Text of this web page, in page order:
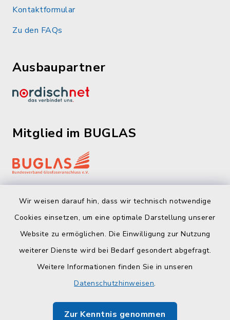
Wir weisen darauf hin, dass wir technisch notwendige
Cookies einsetzen, um eine optimale Darstellung unserer
Website zu ermöglichen. Die Einwilligung zur Nutzung
weiterer Dienste wird bei Bedarf gesondert abgefragt.
Weitere Informationen finden Sie in unseren
Datenschutzhinweisen.
Zur Kenntnis genommen
Kontaktformular
Zu den FAQs
Ausbaupartner
Mitglied im BUGLAS
Barrierefreiheit